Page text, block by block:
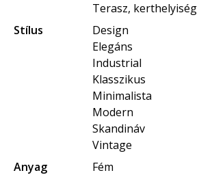
Terasz, kerthelyiség
Stílus
Design
Elegáns
Industrial
Klasszikus
Minimalista
Modern
Skandináv
Vintage
Anyag
Fém